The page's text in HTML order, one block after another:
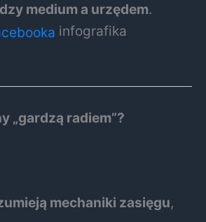
medium a urzędem.
infografika
„gardzą radiem”?
mechaniki zasięgu,